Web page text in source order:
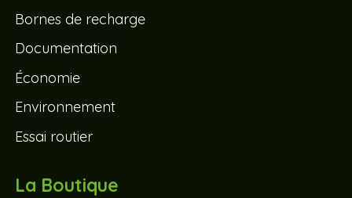
Bornes de recharge
Documentation
Économie
Environnement
Essai routier
La Boutique